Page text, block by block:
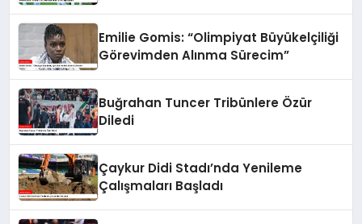
Emilie Gomis: “Olimpiyat Büyükelçiliği
Görevimden Alınma Sürecim”
Buğrahan Tuncer Tribünlere Özür
Diledi
Çaykur Didi Stadı’nda Yenileme
Çalışmaları Başladı